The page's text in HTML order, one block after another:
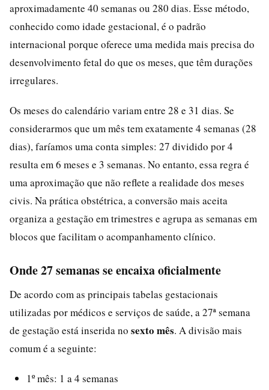
aproximadamente 40 semanas ou 280 dias. Esse método,
conhecido como idade gestacional, é o padrão
internacional porque oferece uma medida mais precisa do
desenvolvimento fetal do que os meses, que têm durações
irregulares.
Os meses do calendário variam entre 28 e 31 dias. Se
considerarmos que um mês tem exatamente 4 semanas (28
dias), faríamos uma conta simples: 27 dividido por 4
resulta em 6 meses e 3 semanas. No entanto, essa regra é
uma aproximação que não reflete a realidade dos meses
civis. Na prática obstétrica, a conversão mais aceita
organiza a gestação em trimestres e agrupa as semanas em
blocos que facilitam o acompanhamento clínico.
Onde 27 semanas se encaixa oficialmente
De acordo com as principais tabelas gestacionais
utilizadas por médicos e serviços de saúde, a 27ª semana
de gestação está inserida no sexto mês. A divisão mais
comum é a seguinte:
1º mês: 1 a 4 semanas